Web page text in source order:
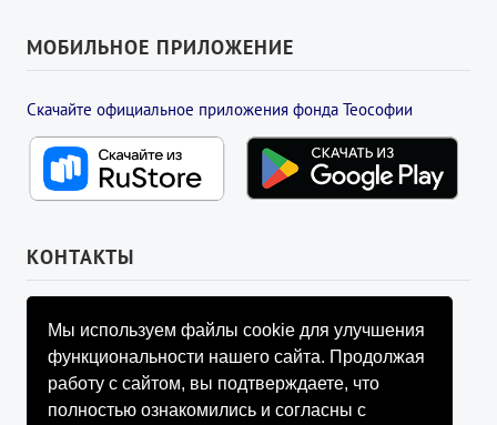
Мы используем файлы cookie для улучшения
функциональности нашего сайта. Продолжая
работу с сайтом, вы подтверждаете, что
полностью ознакомились и согласны с
МОБИЛЬНОЕ ПРИЛОЖЕНИЕ
Скачайте официальное приложения фонда Теософии
КОНТАКТЫ
УПРАВЛЯЮЩИЙ СОВЕТ ФОНДА
info@fondtheosophy.ru
+7 (926) 184-90-66
+7 (926) 910-92-77
+7 (962) 907-24-88